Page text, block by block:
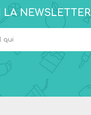
LA NEWSLETTER